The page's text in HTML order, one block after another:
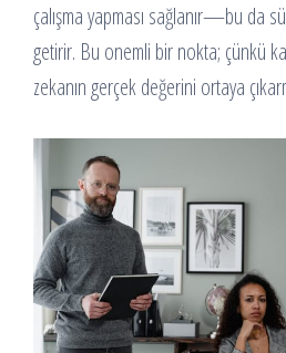
çalışma yapması sağlanır—bu da
getirir. Bu onemli bir nokta; çünkü
zekanın gerçek değerini ortaya